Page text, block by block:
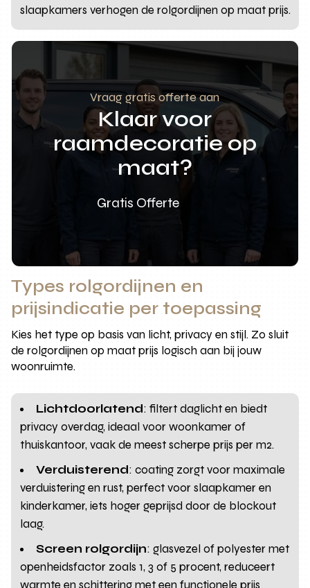
slaapkamers verhogen de rolgordijnen op maat prijs.
Vraag gratis offerte aan
Klaar voor
raamdecoratie op
maat?
Gratis Offerte
Types rolgordijnen en
prijsindicatie per toepassing
Kies het type op basis van licht, privacy en stijl. Zo sluit
de rolgordijnen op maat prijs logisch aan bij jouw
woonruimte.
Lichtdoorlatend: filtert daglicht en biedt
privacy overdag, ideaal voor woonkamer of
thuiskantoor, vaak de meest scherpe prijs per m2.
Verduisterend: coating zorgt voor maximale
verduistering en rust, perfect voor slaapkamer en
kinderkamer, iets hoger geprijsd door de blockout
laag.
Screen rolgordijn: glasvezel of polyester met
openheidsfactor zoals 1, 3 of 5 procent, reduceert
warmte en schittering met een functionele prijs